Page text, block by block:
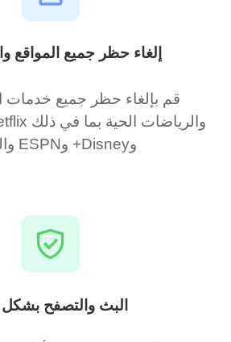
إلغاء حظر جميع المواقع
قم بإلغاء حظر جميع خدمات
وDisney+ وESPN والمزيد.
البث والتصفح